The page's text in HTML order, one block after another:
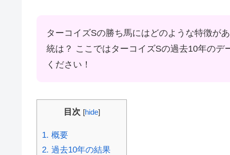
ターコイズSの勝ち馬にはどのような特徴が
統は？ ここではターコイズSの過去10年の
ください！
目次 [hide]
1. 概要
2. 過去10年の結果